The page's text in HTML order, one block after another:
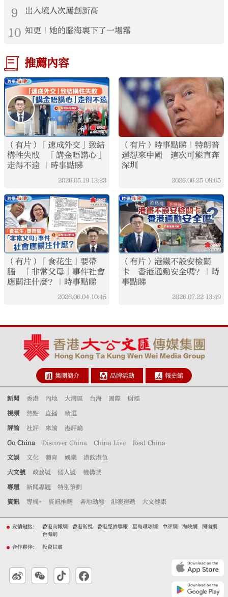
9 出入境人次屢創新高
10 知更｜她的腦海裏下了一場霧
推薦內容
（有片）「速成外交」致結
構性失敗 「講金唔講心」
走得不遠 ｜時事點睇
2026.05.19 13:23
（有片）時事點睇｜特朗普
還想來中國 這次可能直奔
深圳
2026.06.25 09:05
（有片）「食花生」要帶
腦 「非常父母」事件社會
應關注什麼？｜時事點睇
2026.06.04 10:45
（有片）港鐵不設安檢關
卡 香港通勤安全嗎？｜時
事點睇
2026.07.22 13:49
集團簡介 品牌活動 報史館
新聞 香港 內地 大灣區 台海 國際 財經
視頻 熱點 直播 精選
評論 社評 來論 港評論
Go China Discover China China Live Real China
文娛 文化 體育 娛樂 港飲港色
大文號 政務號 個人號 機構號
專題 新聞專題 特別策劃
資訊 專欄+ 資訊推薦 各地動態 港澳速遞 大文健康
友情鏈接： 香港商報網 香港衛視 香港經濟導報 星島環球網 中評網 海峽網
閩南網
台海網
合作夥伴： 投資甘肅